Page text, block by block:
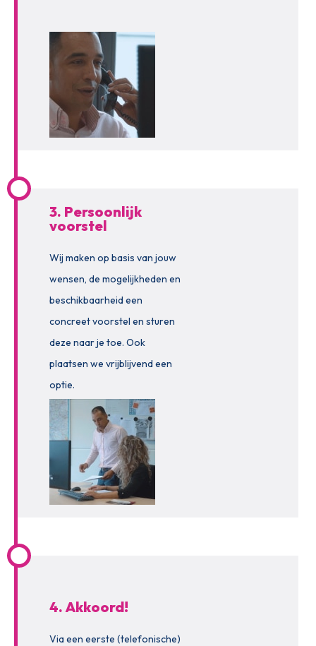
3. Persoonlijk
voorstel
Wij maken op basis van jouw
wensen, de mogelijkheden en
beschikbaarheid een
concreet voorstel en sturen
deze naar je toe. Ook
plaatsen we vrijblijvend een
optie.
4. Akkoord!
Via een eerste (telefonische)